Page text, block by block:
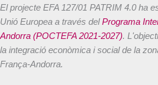
El projecte EFA 127/01 PATRIM 4.0 ha
Unió Europea a través delPrograma
Andorra (POCTEFA 2021-2027).
la integració econòmica i social de la
França-Andorra.